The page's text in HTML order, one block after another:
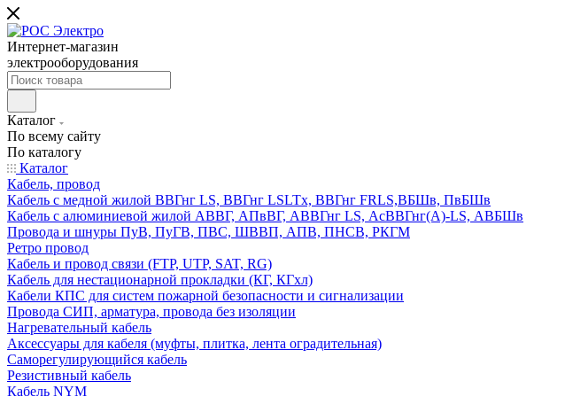
Интернет-магазин
электрооборудования
Каталог
По всему сайту
По каталогу
Каталог
Кабель, провод
Кабель с медной жилой ВВГнг LS, ВВГнг LSLTx, ВВГнг FRLS,ВБШв, ПвБШв
Кабель с алюминиевой жилой АВВГ, АПвВГ, АВВГнг LS, АсВВГнг(А)-LS, АВБШв
Провода и шнуры ПуВ, ПуГВ, ПВС, ШВВП, АПВ, ПНСВ, РКГМ
Ретро провод
Кабель и провод связи (FTP, UTP, SAT, RG)
Кабель для нестационарной прокладки (КГ, КГхл)
Кабели КПС для систем пожарной безопасности и сигнализации
Провода СИП, арматура, провода без изоляции
Нагревательный кабель
Аксессуары для кабеля (муфты, плитка, лента оградительная)
Саморегулирующийся кабель
Резистивный кабель
Кабель NYM